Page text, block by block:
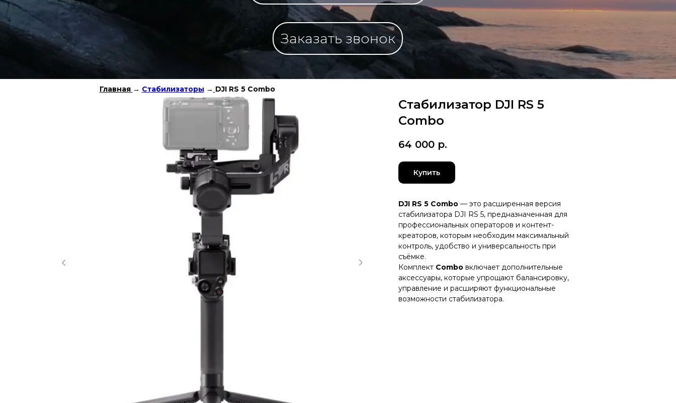
Заказать звонок
Главная → Стабилизаторы → DJI RS 5 Combo
Стабилизатор DJI RS 5
Combo
64 000 р.
Купить
DJI RS 5 Combo — это расширенная версия
стабилизатора DJI RS 5, предназначенная для
профессиональных операторов и контент-
креаторов, которым необходим максимальный
контроль, удобство и универсальность при
съёмке.
Комплект Combo включает дополнительные
аксессуары, которые упрощают балансировку,
управление и расширяют функциональные
возможности стабилизатора.